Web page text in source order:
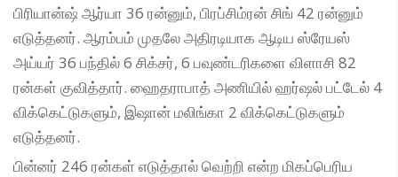
பிரியான்ஷ் ஆர்யா 36 ரன்னும், பிரப்சிம்ரன் சிங் 42 ரன்னும்
எடுத்தனர். ஆரம்பம் முதலே அதிரடியாக ஆடிய ஸ்ரேயஸ்
அய்யர் 36 பந்தில் 6 சிக்சர், 6 பவுண்டரிகளை விளாசி 82
ரன்கள் குவித்தார். ஹைதராபாத் அணியில் ஹர்ஷல் பட்டேல் 4
விக்கெட்டுகளும், இஷான் மலிங்கா 2 விக்கெட்டுகளும்
எடுத்தனர்.
பின்னர் 246 ரன்கள் எடுத்தால் வெற்றி என்ற மிகப்பெரிய